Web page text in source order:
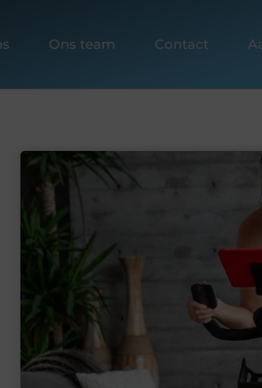
Ons team Contact